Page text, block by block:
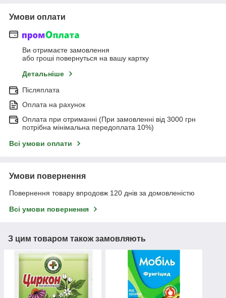
Умови оплати
Ви отримаєте замовлення
або гроші повернуться на вашу картку
Детальніше
Післяплата
Оплата на рахунок
Оплата при отриманні (При замовленні від 3000 грн
потрібна мінімальна передоплата 10%)
Всі умови оплати
Умови повернення
Повернення товару впродовж 120 днів за домовленістю
Всі умови повернення
З цим товаром також замовляють